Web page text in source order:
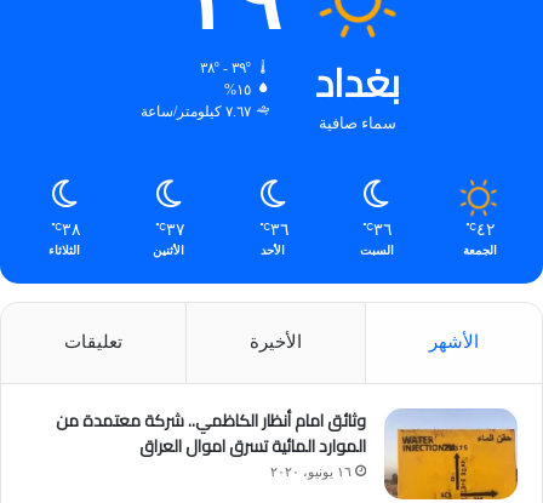
بغداد
سماء صافية
٣٩º - ٣٨º
١٥%
٧.٦٧ كيلومتر/ساعة
٤٢℃
الجمعة
٣٦℃
السبت
٣٦℃
الأحد
٣٧℃
الأثنين
٣٨℃
الثلاثاء
الأشهر الأخيرة تعليقات
وثائق امام أنظار الكاظمي.. شركة معتمدة من
الموارد المائية تسرق اموال العراق
١٦ يونيو، ٢٠٢٠